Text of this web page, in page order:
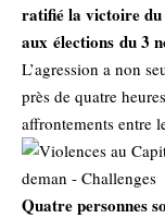
ratifié la victoire du
aux élections du 3
L’agression a non
près de quatre
affrontements entre
Quatre personnes